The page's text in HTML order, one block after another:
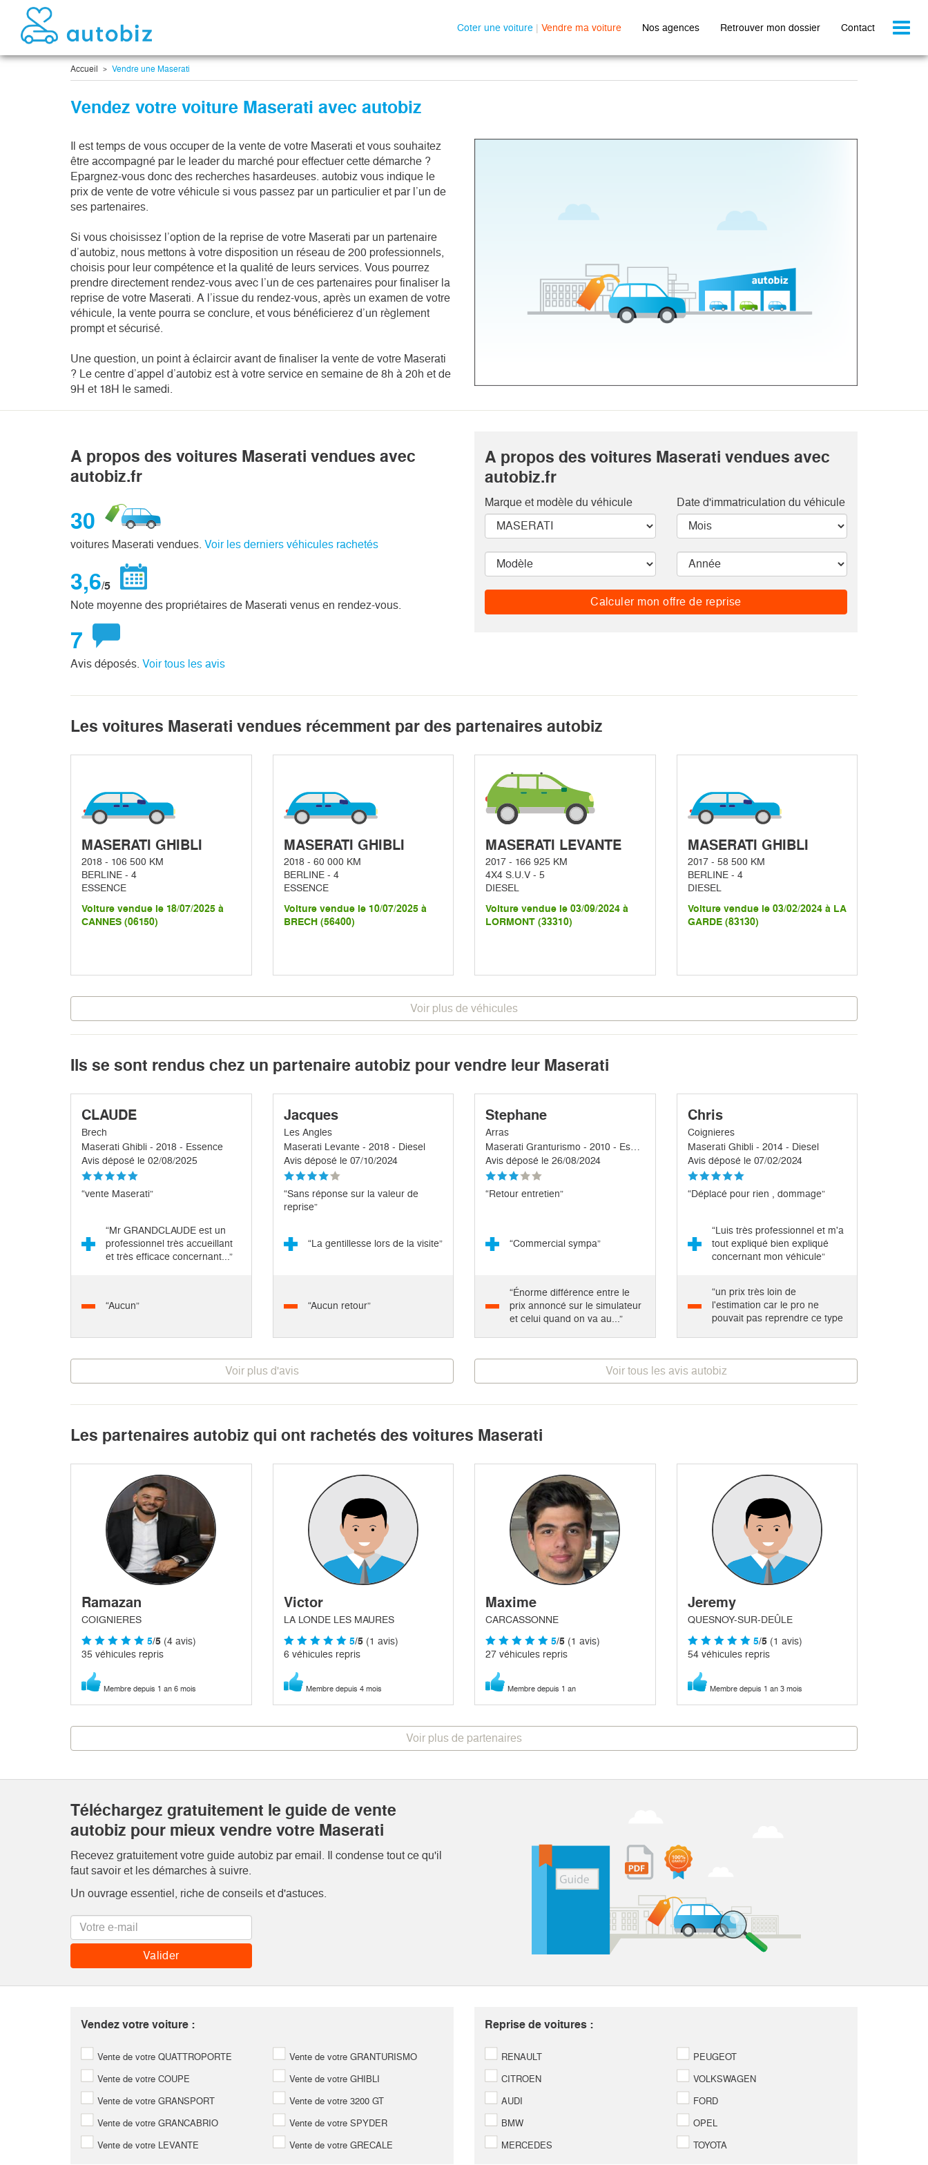
Coter une voiture | Vendre ma voiture Nos agences Retrouver mon dossier Contact
Accueil Vendre une Maserati
Vendez votre voiture Maserati avec autobiz
Il est temps de vous occuper de la vente de votre Maserati et vous souhaitez
être accompagné par le leader du marché pour effectuer cette démarche ?
Epargnez-vous donc des recherches hasardeuses. autobiz vous indique le
prix de vente de votre véhicule si vous passez par un particulier et par l’un de
ses partenaires.
Si vous choisissez l’option de la reprise de votre Maserati par un partenaire
d’autobiz, nous mettons à votre disposition un réseau de 200 professionnels,
choisis pour leur compétence et la qualité de leurs services. Vous pourrez
prendre directement rendez-vous avec l’un de ces partenaires pour finaliser la
reprise de votre Maserati. A l’issue du rendez-vous, après un examen de votre
véhicule, la vente pourra se conclure, et vous bénéficierez d’un règlement
prompt et sécurisé.
Une question, un point à éclaircir avant de finaliser la vente de votre Maserati
? Le centre d’appel d’autobiz est à votre service en semaine de 8h à 20h et de
9H et 18H le samedi.
A propos des voitures Maserati vendues avec
autobiz.fr
30
voitures Maserati vendues. Voir les derniers véhicules rachetés
3,6/5
Note moyenne des propriétaires de Maserati venus en rendez-vous.
7
Avis déposés. Voir tous les avis
A propos des voitures Maserati vendues avec
autobiz.fr
Marque et modèle du véhicule Date d'immatriculation du véhicule
Calculer mon offre de reprise
Les voitures Maserati vendues récemment par des partenaires autobiz
MASERATI GHIBLI
2018 - 106 500 KM
BERLINE - 4
ESSENCE
Voiture vendue le 18/07/2025 à
CANNES (06150)
MASERATI GHIBLI
2018 - 60 000 KM
BERLINE - 4
ESSENCE
Voiture vendue le 10/07/2025 à
BRECH (56400)
MASERATI LEVANTE
2017 - 166 925 KM
4X4 S.U.V - 5
DIESEL
Voiture vendue le 03/09/2024 à
LORMONT (33310)
MASERATI GHIBLI
2017 - 58 500 KM
BERLINE - 4
DIESEL
Voiture vendue le 03/02/2024 à LA
GARDE (83130)
Voir plus de véhicules
Ils se sont rendus chez un partenaire autobiz pour vendre leur Maserati
CLAUDE
Brech
Maserati Ghibli - 2018 - Essence
Avis déposé le 02/08/2025
“vente Maserati”
“Mr GRANDCLAUDE est un
professionnel très accueillant
et très efficace concernant...”
“Aucun”
Jacques
Les Angles
Maserati Levante - 2018 - Diesel
Avis déposé le 07/10/2024
“Sans réponse sur la valeur de
reprise”
“La gentillesse lors de la visite”
“Aucun retour”
Stephane
Arras
Avis déposé le 26/08/2024
“Retour entretien”
“Commercial sympa”
“Énorme différence entre le
prix annoncé sur le simulateur
et celui quand on va au...”
Chris
Coignieres
Maserati Ghibli - 2014 - Diesel
Avis déposé le 07/02/2024
“Déplacé pour rien , dommage”
“Luis très professionnel et m'a
tout expliqué bien expliqué
concernant mon véhicule”
“un prix très loin de
l'estimation car le pro ne
pouvait pas reprendre ce type
Voir plus d'avis Voir tous les avis autobiz
Les partenaires autobiz qui ont rachetés des voitures Maserati
Ramazan
COIGNIERES
5/5 (4 avis)
35 véhicules repris
Membre depuis 1 an 6 mois
Victor
LA LONDE LES MAURES
5/5(1 avis)
6 véhicules repris
Membre depuis 4 mois
Maxime
CARCASSONNE
5/5 (1 avis)
27 véhicules repris
Membre depuis 1 an
Jeremy
QUESNOY-SUR-DEÛLE
5/5(1 avis)
54 véhicules repris
Membre depuis 1 an 3 mois
Voir plus de partenaires
Téléchargez gratuitement le guide de vente
autobiz pour mieux vendre votre Maserati
Recevez gratuitement votre guide autobiz par email. Il condense tout ce qu'il
faut savoir et les démarches à suivre.
Un ouvrage essentiel, riche de conseils et d'astuces.
Vendez votre voiture :
Vente de votre QUATTROPORTE Vente de votre GRANTURISMO
Vente de votre COUPE Vente de votre GHIBLI
Vente de votre GRANSPORT Vente de votre 3200 GT
Vente de votre GRANCABRIO Vente de votre SPYDER
Vente de votre LEVANTE Vente de votre GRECALE
Reprise de voitures :
RENAULT PEUGEOT
CITROEN VOLKSWAGEN
AUDI FORD
BMW OPEL
MERCEDES TOYOTA